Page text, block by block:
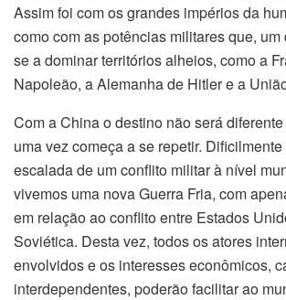
Assim foi com os grandes impérios da
como com as potências militares que, um
se a dominar territórios alheios, como a
Napoleão, a Alemanha de Hitler e a
Com a China o destino não será
uma vez começa a se repetir.
escalada de um conflito militar à nível
vivemos uma nova Guerra Fria, com
em relação ao conflito entre Estados
Soviética. Desta vez, todos os atores
envolvidos e os interesses econômicos,
interdependentes, poderão facilitar ao